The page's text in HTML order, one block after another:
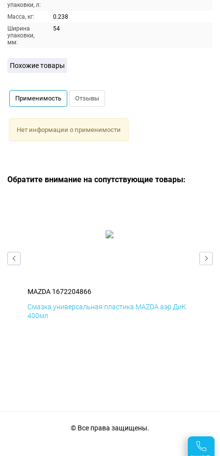
упаковки, л:
Масса, кг:
0.238
Ширина
упаковки,
мм:
54
Похожие товары
Применимость Отзывы
Нет информации о применимости
Обратите внимание на сопутствующие товары:
MAZDA 1672204866
Смазка универсальная пластика MAZDA аэр ДиК
400мл
© Все права защищены.